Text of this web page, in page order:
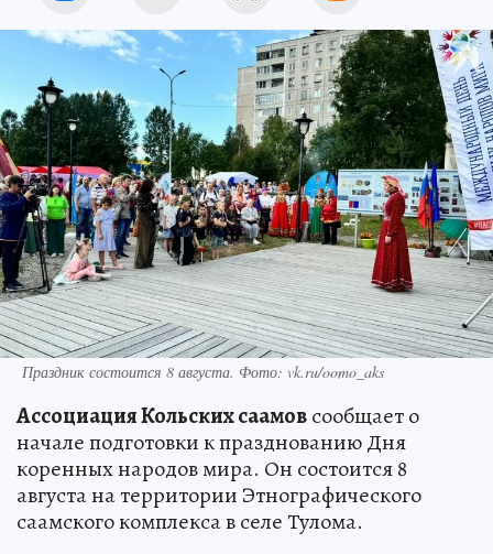
Праздник состоится 8 августа. Фото: vk.ru/oomo_aks
Ассоциация Кольских саамовсообщает о
начале подготовки к празднованию Дня
коренных народов мира. Он состоится 8
августа на территории Этнографического
саамского комплекса в селе Тулома.